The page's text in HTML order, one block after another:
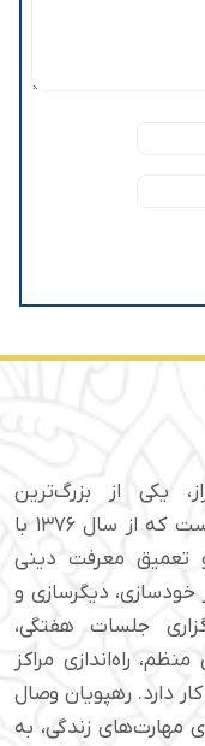
یکی از بزرگ‌ترین
مجموعه‌های فرهنگی و مذهبی ایران است که از سال ۱۳۷۶ با
تعمیق معرفت دینی
دیگرسازی و
جلسات هفتگی،
راه‌اندازی مراکز
دارد. رهپویان وصال
مهارت‌های زندگی، به